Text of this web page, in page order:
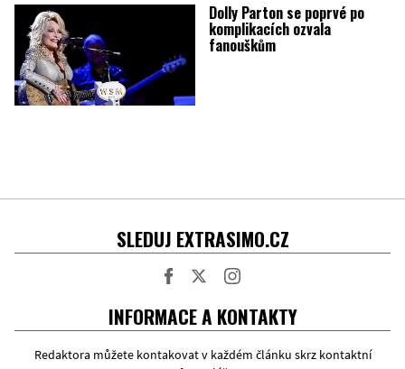
Dolly Parton se poprvé po
komplikacích ozvala
fanouškům
SLEDUJ EXTRASIMO.CZ
INFORMACE A KONTAKTY
Redaktora můžete kontakovat v každém článku skrz kontaktní